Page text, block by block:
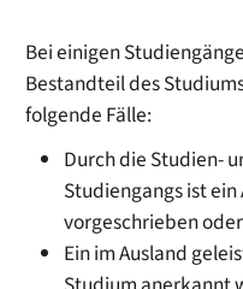
Bei einigen
Bestandteil des
folgende Fälle:
Durch die Studien-
Studiengangs ist
vorgeschrieben
Ein im Ausland